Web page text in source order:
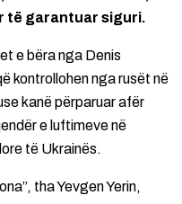
të garantuar siguri.
e bëra nga Denis
kontrollohen nga rusët në
kanë përparuar afër
e luftimeve në
të Ukrainës.
tha Yevgen Yerin,